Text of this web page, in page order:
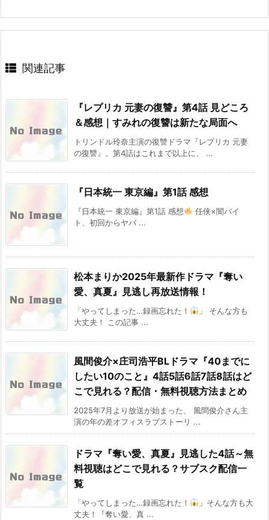
関連記事
『レプリカ 元妻の復讐』第4話 見どころ
＆感想｜すみれの復讐は新たな局面へ
トリンドル玲奈主演の復讐ドラマ『レプリカ 元妻
の復讐』。第4話はこれまで以上に、 ...
『日本統一 東京編』第1話 感想
『日本統一 東京編』第1話 感想
任侠×闇バイ
ト、初回からヤバ ...
松本まりか2025年最新作ドラマ『奪い
愛、真夏』見逃し再放送情報！
「やってしまった…録画忘れた！
」 そんな方も
大丈夫！ この記事 ...
風間俊介×庄司浩平BLドラマ『40までに
したい10のこと』4話5話6話7話8話はど
こで見れる？配信・無料視聴方法まとめ
2025年7月より放送が始まった、 風間俊介さん主
演の年の差オフィスラブストーリ ...
ドラマ『奪い愛、真夏』見逃した4話～無
料視聴はどこで見れる？サブスク配信一
覧
「やってしまった…録画忘れた！
」そんな方も大
丈夫！『奪い愛、真 ...